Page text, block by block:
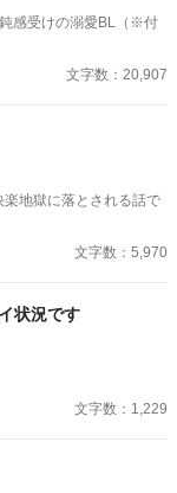
感受けの溺愛BL（※付
文字数：20,907
地獄に落とされる話で
文字数：5,970
状況です
文字数：1,229